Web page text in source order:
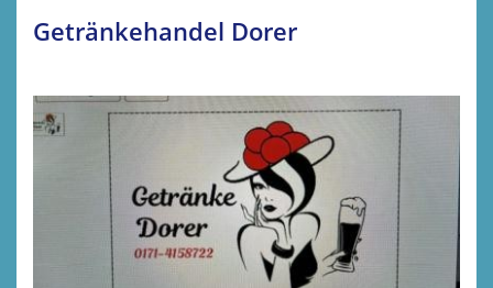
Getränkehandel Dorer